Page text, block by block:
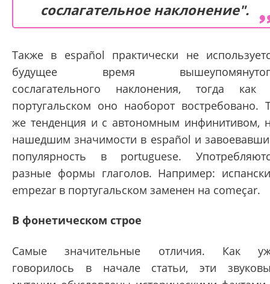
сослагательное наклонение".
Также в español практически не
будущее время
сослагательного наклонения, тогда как
португальском оно наоборот востребовано.
же тенденция и с автономным инфинитивом,
нашедшим значимости в español и
популярность в portuguese.
разные формы глаголов. Например:
empezar в португальском заменен на começar.
В фонетическом строе
Самые значительные отличия. Как
говорилось в начале статьи, эти